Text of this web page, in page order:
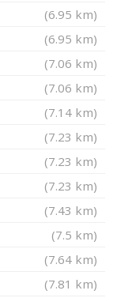
(6.95 km)
(6.95 km)
(7.06 km)
(7.06 km)
(7.14 km)
(7.23 km)
(7.23 km)
(7.23 km)
(7.43 km)
(7.5 km)
(7.64 km)
(7.81 km)